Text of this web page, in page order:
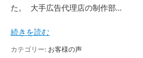
た。 大手広告代理店の制作部…
続きを読む
カテゴリー: お客様の声